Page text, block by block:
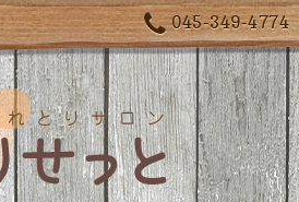
045-349-4774